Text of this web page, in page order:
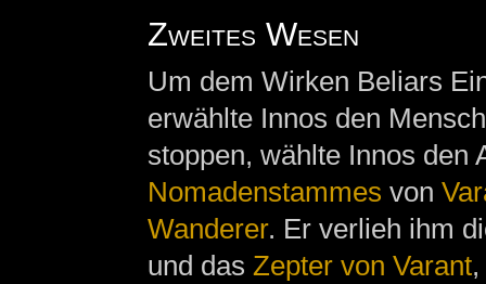
Zweites Wesen
Um dem Wirken Beliars
erwählte Innos den
stoppen, wählte Innos den
Nomadenstammes von
Wanderer. Er verlieh ihm
und das Zepter von Varant,